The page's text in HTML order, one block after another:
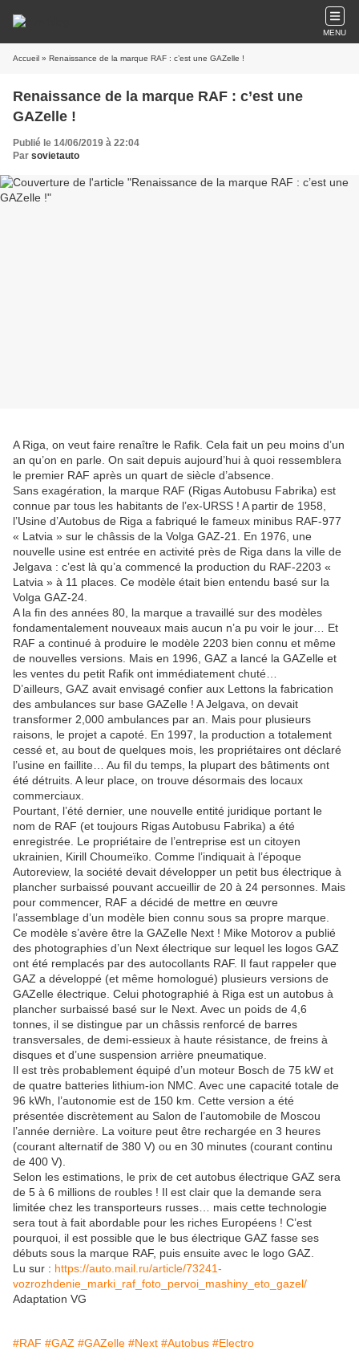
MENU
Accueil » Renaissance de la marque RAF : c’est une GAZelle !
Renaissance de la marque RAF : c’est une
GAZelle !
Publié le 14/06/2019 à 22:04
Par sovietauto
A Riga, on veut faire renaître le Rafik. Cela fait un peu moins d’un
an qu’on en parle. On sait depuis aujourd’hui à quoi ressemblera
le premier RAF après un quart de siècle d’absence.
Sans exagération, la marque RAF (Rigas Autobusu Fabrika) est
connue par tous les habitants de l’ex-URSS ! A partir de 1958,
l’Usine d’Autobus de Riga a fabriqué le fameux minibus RAF-977
« Latvia » sur le châssis de la Volga GAZ-21. En 1976, une
nouvelle usine est entrée en activité près de Riga dans la ville de
Jelgava : c’est là qu’a commencé la production du RAF-2203 «
Latvia » à 11 places. Ce modèle était bien entendu basé sur la
Volga GAZ-24.
A la fin des années 80, la marque a travaillé sur des modèles
fondamentalement nouveaux mais aucun n’a pu voir le jour… Et
RAF a continué à produire le modèle 2203 bien connu et même
de nouvelles versions. Mais en 1996, GAZ a lancé la GAZelle et
les ventes du petit Rafik ont immédiatement chuté…
D’ailleurs, GAZ avait envisagé confier aux Lettons la fabrication
des ambulances sur base GAZelle ! A Jelgava, on devait
transformer 2,000 ambulances par an. Mais pour plusieurs
raisons, le projet a capoté. En 1997, la production a totalement
cessé et, au bout de quelques mois, les propriétaires ont déclaré
l’usine en faillite… Au fil du temps, la plupart des bâtiments ont
été détruits. A leur place, on trouve désormais des locaux
commerciaux.
Pourtant, l’été dernier, une nouvelle entité juridique portant le
nom de RAF (et toujours Rigas Autobusu Fabrika) a été
enregistrée. Le propriétaire de l’entreprise est un citoyen
ukrainien, Kirill Choumeïko. Comme l’indiquait à l’époque
Autoreview, la société devait développer un petit bus électrique à
plancher surbaissé pouvant accueillir de 20 à 24 personnes. Mais
pour commencer, RAF a décidé de mettre en œuvre
l’assemblage d’un modèle bien connu sous sa propre marque.
Ce modèle s’avère être la GAZelle Next ! Mike Motorov a publié
des photographies d’un Next électrique sur lequel les logos GAZ
ont été remplacés par des autocollants RAF. Il faut rappeler que
GAZ a développé (et même homologué) plusieurs versions de
GAZelle électrique. Celui photographié à Riga est un autobus à
plancher surbaissé basé sur le Next. Avec un poids de 4,6
tonnes, il se distingue par un châssis renforcé de barres
transversales, de demi-essieux à haute résistance, de freins à
disques et d’une suspension arrière pneumatique.
Il est très probablement équipé d’un moteur Bosch de 75 kW et
de quatre batteries lithium-ion NMC. Avec une capacité totale de
96 kWh, l’autonomie est de 150 km. Cette version a été
présentée discrètement au Salon de l’automobile de Moscou
l’année dernière. La voiture peut être rechargée en 3 heures
(courant alternatif de 380 V) ou en 30 minutes (courant continu
de 400 V).
Selon les estimations, le prix de cet autobus électrique GAZ sera
de 5 à 6 millions de roubles ! Il est clair que la demande sera
limitée chez les transporteurs russes… mais cette technologie
sera tout à fait abordable pour les riches Européens ! C’est
pourquoi, il est possible que le bus électrique GAZ fasse ses
débuts sous la marque RAF, puis ensuite avec le logo GAZ.
Lu sur : https://auto.mail.ru/article/73241-
vozrozhdenie_marki_raf_foto_pervoi_mashiny_eto_gazel/
Adaptation VG
#RAF #GAZ #GAZelle #Next #Autobus #Electro